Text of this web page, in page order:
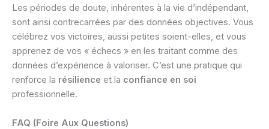
Les périodes de doute, inhérentes à la vie d’indépendant,
sont ainsi contrecarrées par des données objectives. Vous
célébrez vos victoires, aussi petites soient-elles, et vous
apprenez de vos « échecs » en les traitant comme des
données d’expérience à valoriser. C’est une pratique qui
renforce la résilience et la confiance en soi
professionnelle.
FAQ (Foire Aux Questions)